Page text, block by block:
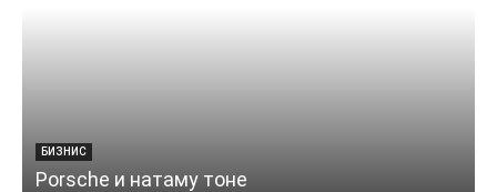
БИЗНИС
Porsche и натаму тоне